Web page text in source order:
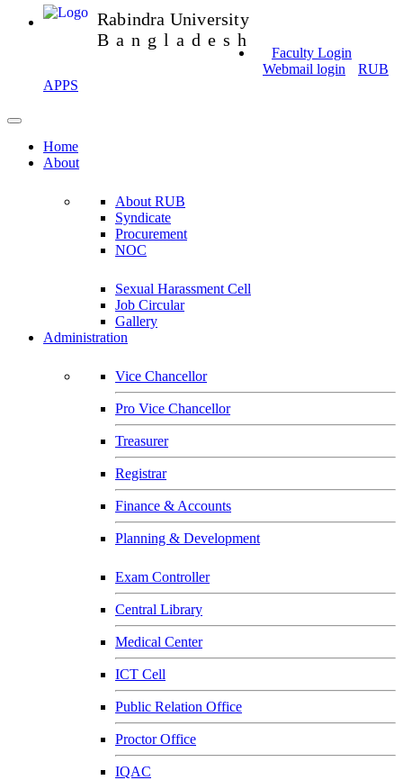
Rabindra University
Bangladesh
Faculty Login
Webmail login
RUB
APPS
Home
About
About RUB
Syndicate
Procurement
NOC
Sexual Harassment Cell
Job Circular
Gallery
Administration
Vice Chancellor
Pro Vice Chancellor
Treasurer
Registrar
Finance & Accounts
Planning & Development
Exam Controller
Central Library
Medical Center
ICT Cell
Public Relation Office
Proctor Office
IQAC